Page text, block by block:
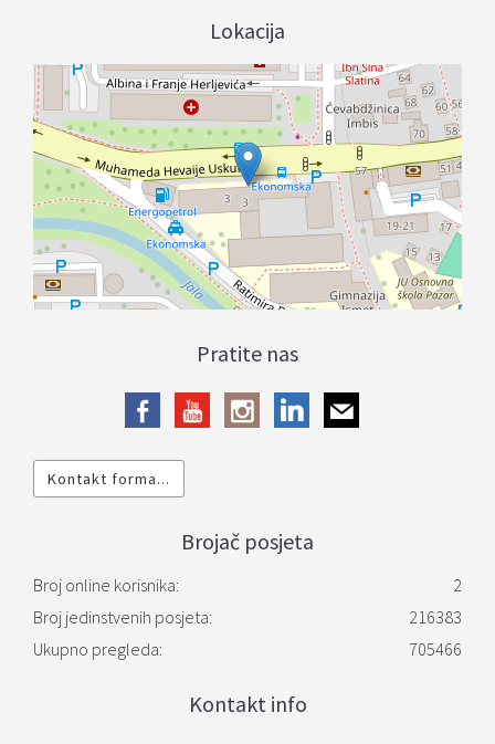
Lokacija
Pratite nas
Kontakt forma...
Brojač posjeta
Broj online korisnika:
2
Broj jedinstvenih posjeta:
216383
Ukupno pregleda:
705466
Kontakt info